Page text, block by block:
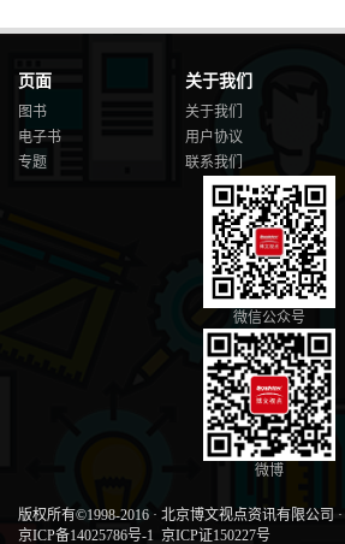
页面
图书
电子书
专题
关于我们
关于我们
用户协议
联系我们
微信公众号
微博
版权所有©1998-2016 · 北京博文视点资讯有限公司 ·
京ICP备14025786号-1 京ICP证150227号